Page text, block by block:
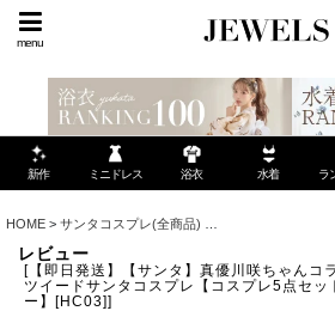
menu
新作 ミニドレス 浴衣 水着 ラ
HOME > サンタコスプレ(全商品)
レビュー
[【即日発送】【サンタ】真優川咲ちゃんコ
ツイードサンタコスプレ【コスプレ5点セッ
ー】[HC03]]